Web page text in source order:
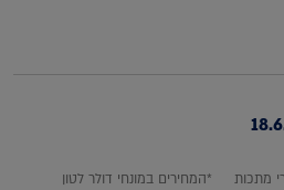
מתכות *המחירים במונחי דולר לטון